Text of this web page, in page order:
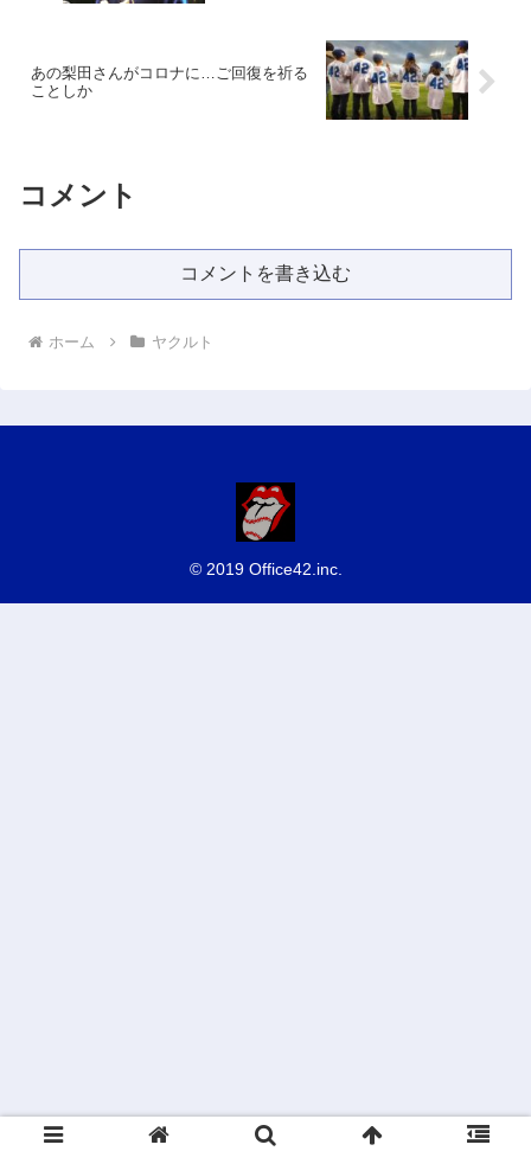
あの梨田さんがコロナに…ご回復を祈る
ことしか
コメント
コメントを書き込む
ホーム ヤクルト
© 2019 Office42.inc.